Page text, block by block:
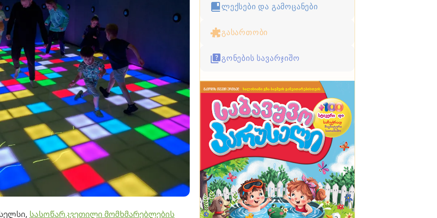
სასოწარკვეთილი მომხმარებლების
ლექსები და გამოცანები
გასართობი
გონების სავარჯიშო